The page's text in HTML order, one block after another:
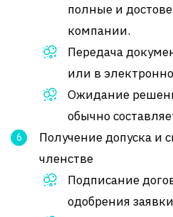
полные и
компании.
Передача
или в
Ожидание
обычно
Получение допуска и
членстве
Подписание
одобрения